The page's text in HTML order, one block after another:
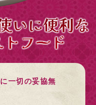
一切の妥協無